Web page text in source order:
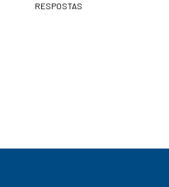
RESPOSTAS